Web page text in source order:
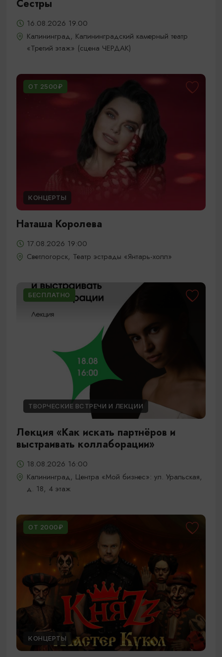
Сестры
16.08.2026 19.00
Калининград, Калининградский камерный театр
«Третий этаж» (сцена ЧЕРДАК)
ОТ 2500₽
КОНЦЕРТЫ
Наташа Королева
17.08.2026 19:00
Светлогорск, Театр эстрады «Янтарь-холл»
БЕСПЛАТНО
ТВОРЧЕСКИЕ ВСТРЕЧИ И ЛЕКЦИИ
Лекция «Как искать партнёров и
выстраивать коллаборации»
18.08.2026 16:00
Калининград, Центра «Мой бизнес»: ул. Уральская,
д. 18, 4 этаж
ОТ 2000₽
КОНЦЕРТЫ